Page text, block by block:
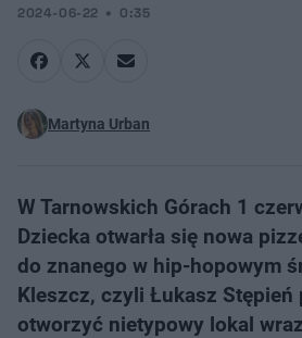
2024-06-22 0:35
Martyna Urban
W Tarnowskich Górach 1
Dziecka otwarła się nowa
do znanego w hip-hopowym
Kleszcz, czyli Łukasz Stępień
otworzyć nietypowy lokal